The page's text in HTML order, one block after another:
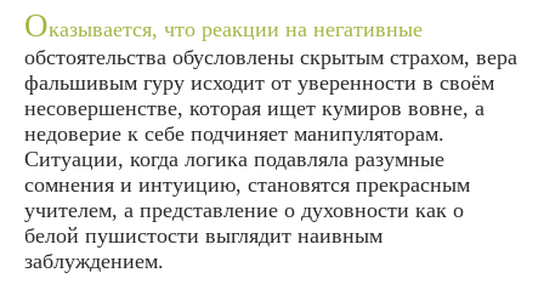
Оказывается, что реакции на негативные
обстоятельства обусловлены скрытым страхом, вера
фальшивым гуру исходит от уверенности в своём
несовершенстве, которая ищет кумиров вовне, а
недоверие к себе подчиняет манипуляторам.
Ситуации, когда логика подавляла разумные
сомнения и интуицию, становятся прекрасным
учителем, а представление о духовности как о
белой пушистости выглядит наивным
заблуждением.